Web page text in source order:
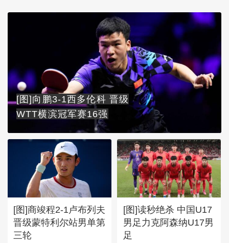
[图]向鹏3-1西多伦科 晋级
WTT横滨冠军赛16强
[图]商竣程2-1卢布列夫
晋级蒙特利尔站男单第
三轮
[图]读秒绝杀 中国U17
男足力克阿森纳U17男
足